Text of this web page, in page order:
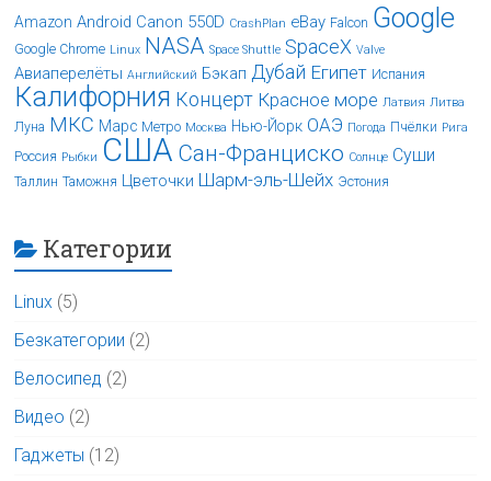
Amazon Android Canon 550D CrashPlan eBay Falcon Google
Google Chrome Linux NASA Space Shuttle SpaceX Valve
Авиаперелёты Английский Бэкап Дубай Египет Испания
Калифорния Концерт Красное море Латвия Литва
Луна МКС Марс Метро Москва Нью-Йорк ОАЭ Погода Пчёлки Рига
Россия Рыбки США Сан-Франциско Солнце Суши
Таллин Таможня Цветочки Шарм-эль-Шейх Эстония
Категории
Linux (5)
Безкатегории (2)
Велосипед (2)
Видео (2)
Гаджеты (12)